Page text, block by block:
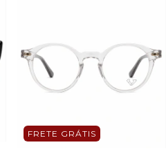
FRETE GRÁTIS